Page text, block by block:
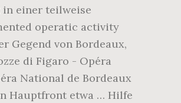
in einer teilweise
operatic activity
Gegend von Bordeaux,
di Figaro - Opéra
National de Bordeaux
Hauptfront etwa … Hilfe